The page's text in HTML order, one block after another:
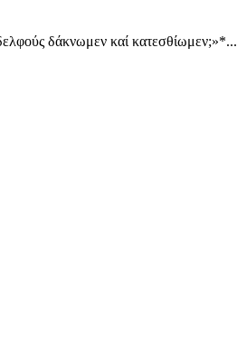
δάκνωμεν καί κατεσθίωμεν;»*...